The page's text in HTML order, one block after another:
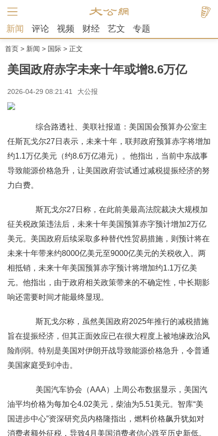
新闻 评论 视频 财经 艺文 专题
首页 > 新闻 > 国际 > 正文
美国政府赤字未来十年或增8.6万亿
2026-04-29 08:21:41 大公报
综合路透社、美联社报道：美国国会预算办公室主
任斯瓦戈尔27日表示，未来十年，联邦政府预算赤字将增加
约1.1万亿美元（约8.6万亿港元）。他指出，当前中东战事
导致能源价格急升，让美国政府尝试通过减税提振经济的努
力白费。
斯瓦戈尔27日称，在此前美最高法院裁决大规模加
征关税政策违法后，未来十年美国预算赤字预计增加2万亿
美元。美国政府后续采取多种替代性贸易措施，则预计将在
未来十年带来约8000亿美元至9000亿美元的关税收入。两
相抵销，未来十年美国预算赤字预计将增加约1.1万亿美
元。他指出，由于政府相关政策带来的不确定性，中长期影
响还需要时间才能最终显现。
斯瓦戈尔称，虽然美国政府2025年推行的减税措施
旨在提振经济，但其正面效应已在很大程度上被地缘政治风
险削弱。特别是美国对伊朗开战导致能源价格急升，令普通
美国家庭受到冲击。
美国汽车协会（AAA）上周公布数据显示，美国汽
油平均价格为每加仑4.02美元，柴油为5.51美元。智库“美
国进步中心”资深研究员内格隆指出，燃料价格飙升犹如对
消费者额外征税，导致4月美国消费者信心跌至历史新低。